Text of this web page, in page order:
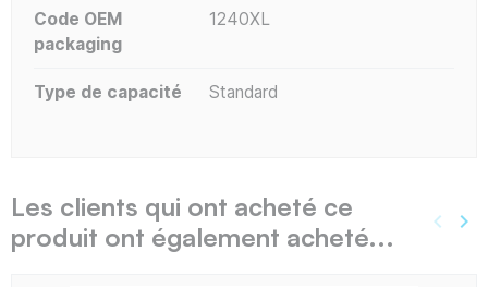
Code OEM
packaging
1240XL
Type de capacité Standard
Les clients qui ont acheté ce
produit ont également acheté...
keyboard_arrow_left keyboard_arrow_right